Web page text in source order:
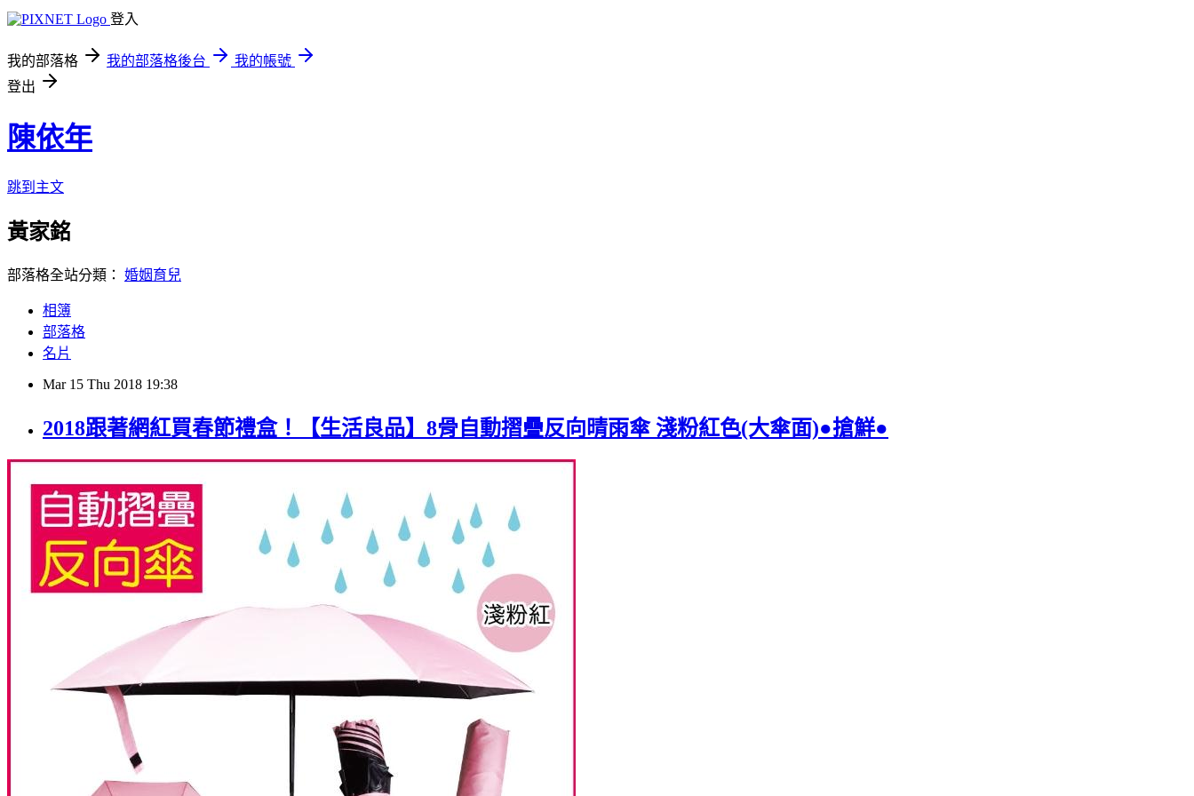
登入
我的部落格 我的部落格後台
我的帳號
登出
陳依年
跳到主文
黃家銘
部落格全站分類： 婚姻育兒
相簿
部落格
名片
Mar 15 Thu 2018 19:38
2018跟著網紅買春節禮盒！【生活良品】8骨自動摺疊反向晴雨傘 淺粉紅色(大傘面)●搶鮮●